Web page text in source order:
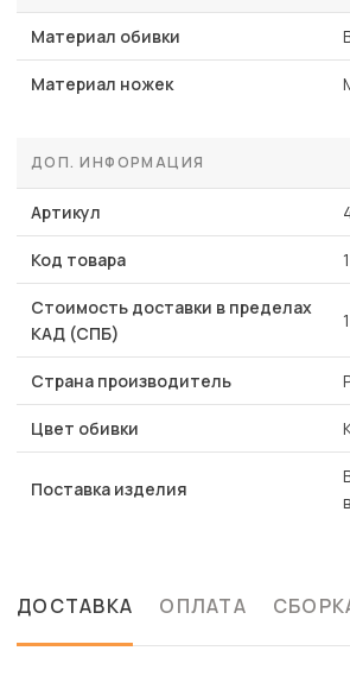
Материал обивки
Материал ножек
ДОП. ИНФОРМАЦИЯ
Артикул
Код товара
Стоимость доставки в пределах
КАД (СПБ)
Страна производитель
Цвет обивки
Поставка изделия
ДОСТАВКА ОПЛАТА